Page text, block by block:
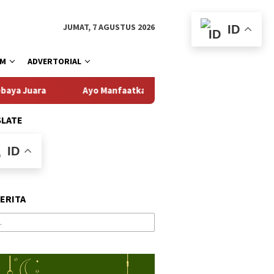
JUMAT, 7 AGUSTUS 2026
ADVERTORIAL
Ayo Manfaatkan Layanan Pembebasan Pajak Daerah 1-31
ID
ID